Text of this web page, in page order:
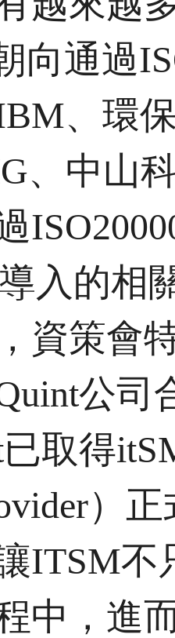
向通過
、環
、中山
入的相
資策會
公司
取得
）
ITSM不
中，進